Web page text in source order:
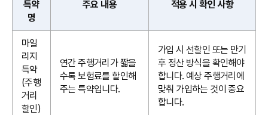
특약
명
주요 내용 적용 시 확인 사항
마일
리지
특약
(주행
거리
할인)
연간 주행거리가 짧을
수록 보험료를 할인해
주는 특약입니다.
가입 시 선할인 또는 만기
후 정산 방식을 확인해야
합니다. 예상 주행거리에
맞춰 가입하는 것이 중요
합니다.